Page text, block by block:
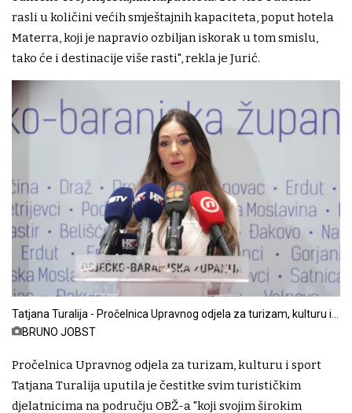
rasli u količini većih smještajnih kapaciteta, poput hotela
Materra, koji je napravio ozbiljan iskorak u tom smislu,
tako će i destinacije više rasti", rekla je Jurić.
Tatjana Turalija - Pročelnica Upravnog odjela za turizam, kulturu i
sportBRUNO JOBST
Pročelnica Upravnog odjela za turizam, kulturu i sport
Tatjana Turalija uputila je čestitke svim turističkim
djelatnicima na području OBŽ-a "koji svojim širokim